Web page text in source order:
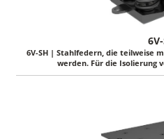
6V-SH | Stahlfedern, die teilweise
werden. Für die Isolierung